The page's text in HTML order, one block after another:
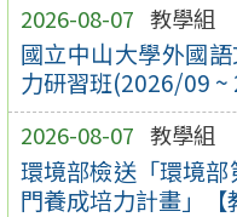
2026-08-07 教學組
國立中山大學外國
力研習班(2026/09
2026-08-07 教學組
環境部檢送「環境
門養成培力計畫」